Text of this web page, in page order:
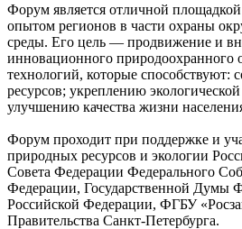
Форум является отличной
опытом регионов в части охраны
среды. Его цель — продвижение и
инновационного природоохранного
технологий, которые
ресурсов; укреплению экологической
улучшению качества жизни
Форум проходит при поддержке и
природных ресурсов и экологии
Совета Федерации Федерального
Федерации, Государственной Думы
Российской Федерации, ФГБУ
Правительства Санкт-Петербурга.